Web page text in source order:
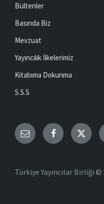
Bültenler
Basında Biz
Mevzuat
Yayıncılık İlkelerimiz
Kitabıma Dokunma
S.S.S
Email Facebook
Türkiye Yayıncılar Birliği ©